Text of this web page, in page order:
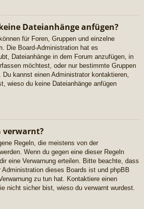
Dateianhänge anfügen?
für Foren, Gruppen und einzelne
Die Board-Administration hat es
Dateianhänge in dem Forum anzufügen, in
möchtest, oder nur bestimmte Gruppen
Du kannst einen Administrator kontaktieren,
wieso du keine Dateianhänge anfügen
verwarnt?
Regeln, die meistens von der
Wenn du gegen eine dieser Regeln
eine Verwarnung erteilen. Bitte beachte, dass
dieses Boards ist und phpBB
zu tun hat. Kontaktiere einen
nicht sicher bist, wieso du verwarnt wurdest.